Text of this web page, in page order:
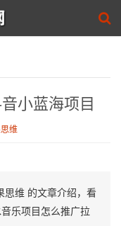
小蓝海项目
维
思维 的文章介绍，看
乐项目怎么推广拉